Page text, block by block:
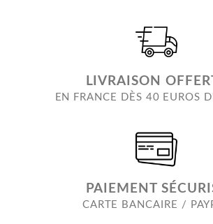
LIVRAISON
EN FRANCE DÈS 40 EUROS
PAIEMENT
CARTE BANCAIRE /